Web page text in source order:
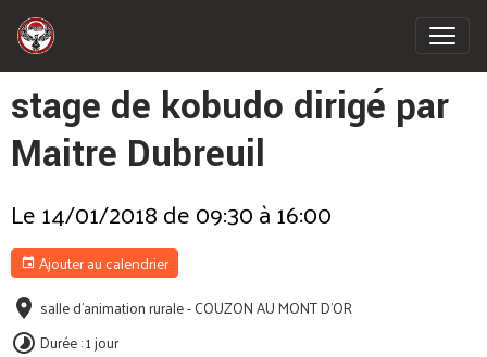
stage de kobudo dirigé par
Maitre Dubreuil
Le 14/01/2018de 09:30à 16:00
Ajouter au calendrier
salle d'animation rurale - COUZON AU MONT D'OR
Durée : 1 jour